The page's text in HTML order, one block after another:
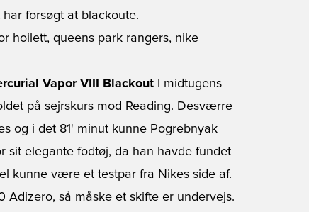
forsøgt at blackoute.
Vapor VIII Blackout I midtugens
på sejrskurs mod Reading. Desværre
og i det 81' minut kunne Pogrebnyak
sit elegante fodtøj, da han havde fundet
kunne være et testpar fra Nikes side af.
så måske et skifte er undervejs.